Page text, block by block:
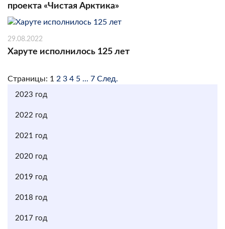
проекта «Чистая Арктика»
29.08.2022
Харуте исполнилось 125 лет
Страницы: 1 2 3 4 5 ... 7 След.
2023 год
2022 год
2021 год
2020 год
2019 год
2018 год
2017 год